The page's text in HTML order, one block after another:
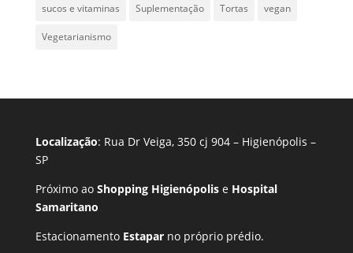
sucos e vitaminas Suplementação Tortas vegan
Vegetarianismo
Localização: Rua Dr Veiga, 350 cj 904 – Higienópolis –
SP
Próximo ao Shopping Higienópolise Hospital
Samaritano
Estacionamento Estaparno próprio prédio.